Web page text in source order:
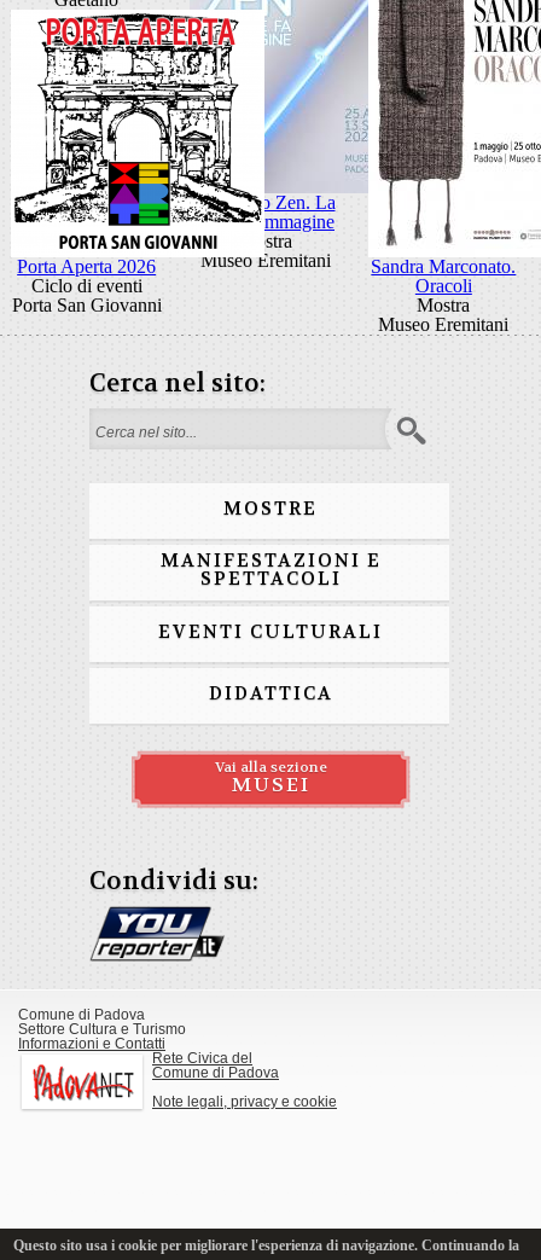
Giancarlo Zen. La
luce fa l'immagine
Mostra
Museo Eremitani
Sandra Marconato.
Oracoli
Mostra
Museo Eremitani
Porta Aperta 2026
Ciclo di eventi
Porta San Giovanni
Cerca nel sito:
Form di ricerca
MOSTRE
MANIFESTAZIONI E
SPETTACOLI
EVENTI CULTURALI
DIDATTICA
Vai alla sezione
MUSEI
Condividi su:
Comune di Padova
Settore Cultura e Turismo
Informazioni e Contatti
Rete Civica del
Comune di Padova
Note legali, privacy e cookie
Questo sito usa i cookie per migliorare l'esperienza di navigazione. Continuando la